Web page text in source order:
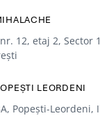
12, etaj 2, Sector
LEORDENI
Popești-Leordeni,